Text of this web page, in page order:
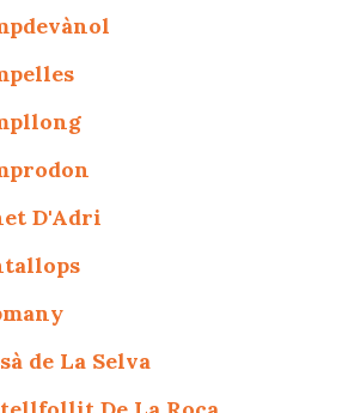
D'Adri
de La Selva